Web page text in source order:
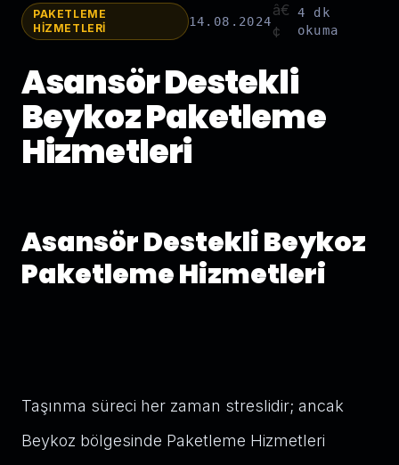
PAKETLEME
HIZMETLERI
14.08.2024
â€
¢
4 dk
okuma
Asansör Destekli
Beykoz Paketleme
Hizmetleri
Asansör Destekli Beykoz
Paketleme Hizmetleri
Taşınma süreci her zaman streslidir; ancak
Beykoz bölgesinde Paketleme Hizmetleri